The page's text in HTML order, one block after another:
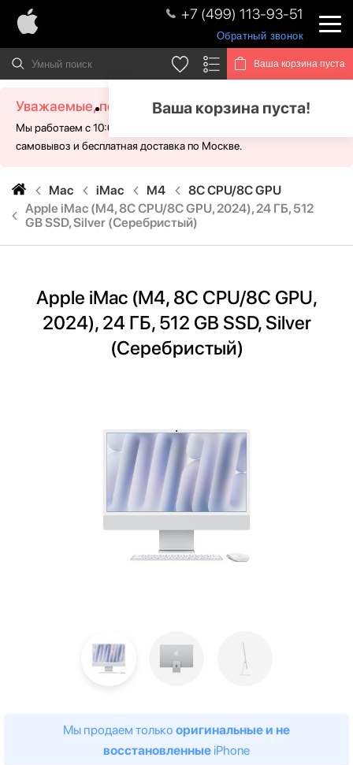
+7 (499) 113-93-51
Обратный звонок
Ваша корзина пуста
Ваша корзина пуста!
Уважаемые, посетители!
Мы работаем с 10:00 - 21:00 без выходных. Для Вас доступен
самовывоз и бесплатная доставка по Москве.
Mac iMac M4
8C CPU/8C GPU
Apple iMac (M4, 8C CPU/8C GPU, 2024), 24 ГБ, 512
GB SSD, Silver (Серебристый)
Apple iMac (M4, 8C CPU/8C GPU,
2024), 24 ГБ, 512 GB SSD, Silver
(Серебристый)
Мы продаем только оригинальные и не
восстановленные iPhone